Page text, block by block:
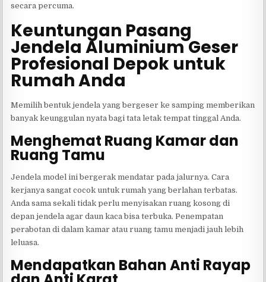
secara percuma.
Keuntungan Pasang
Jendela Aluminium Geser
Profesional Depok untuk
Rumah Anda
Memilih bentuk jendela yang bergeser ke samping memberikan
banyak keunggulan nyata bagi tata letak tempat tinggal Anda.
Menghemat Ruang Kamar dan
Ruang Tamu
Jendela model ini bergerak mendatar pada jalurnya. Cara
kerjanya sangat cocok untuk rumah yang berlahan terbatas.
Anda sama sekali tidak perlu menyisakan ruang kosong di
depan jendela agar daun kaca bisa terbuka. Penempatan
perabotan di dalam kamar atau ruang tamu menjadi jauh lebih
leluasa.
Mendapatkan Bahan Anti Rayap